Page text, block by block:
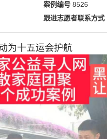
案例编号 8526
跟进志愿者联系方式
为十五运会护航